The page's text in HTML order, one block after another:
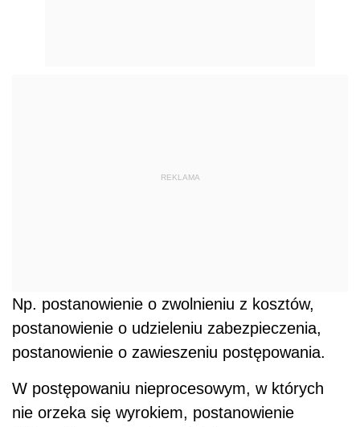
REKLAMA
Np. postanowienie o zwolnieniu z kosztów,
postanowienie o udzieleniu zabezpieczenia,
postanowienie o zawieszeniu postępowania.
W postępowaniu nieprocesowym, w których
nie orzeka się wyrokiem, postanowienie